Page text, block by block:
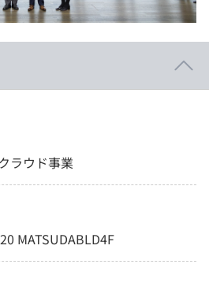
ラウド事業
MATSUDABLD4F